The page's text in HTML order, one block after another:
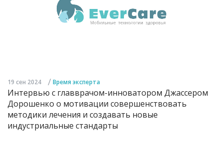
19 сен 2024 / Время эксперта
Интервью с главврачом-инноватором Джассером
Дорошенко о мотивации совершенствовать
методики лечения и создавать новые
индустриальные стандарты